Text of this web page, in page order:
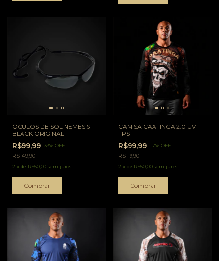
ÓCULOS DE SOL NEMESIS
BLACK ORIGINAL
R$99,99 -33% OFF
R$149,90
2 x de R$50,00 sem juros
CAMISA CAATINGA 2.0 UV
FPS
R$99,99 -17% OFF
R$119,90
2 x de R$50,00 sem juros
Comprar